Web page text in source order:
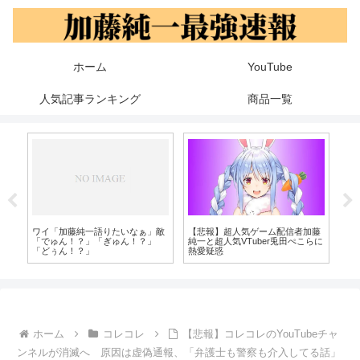
ホーム YouTube
人気記事ランキング 商品一覧
ワイ「加藤純一語りたいなぁ」敵
「でゅん！？」「ぎゅん！？」
「どぅん！？」
【悲報】超人気ゲーム配信者加藤
純一と超人気VTuber兎田ぺこらに
熱愛疑惑
ホーム コレコレ
【悲報】コレコレのYouTubeチャ
ンネルが消滅へ 原因は虚偽通報、「弁護士も警察も介入してる話」